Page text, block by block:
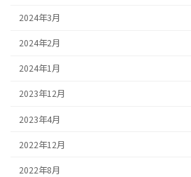
2024年3月
2024年2月
2024年1月
2023年12月
2023年4月
2022年12月
2022年8月